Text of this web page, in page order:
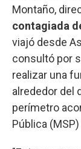
Montaño,
contagiada
viajó desde
consultó por
realizar una
alrededor del
perímetro
Pública (MSP)